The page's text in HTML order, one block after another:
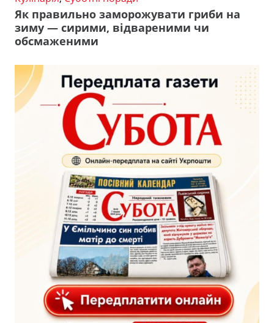
Як правильно заморожувати гриби на
зиму — сирими, відвареними чи
обсмаженими